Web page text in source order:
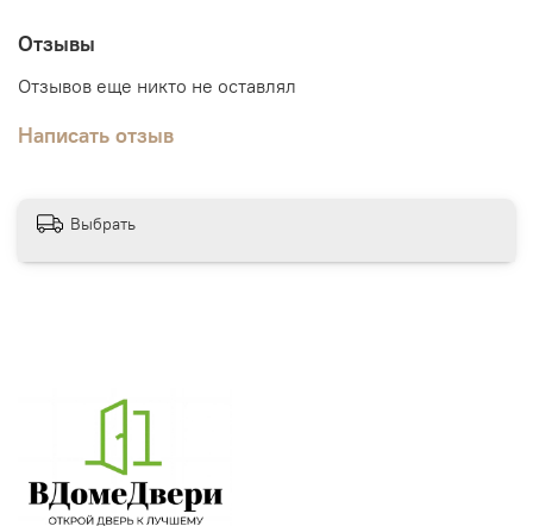
Отзывы
Отзывов еще никто не оставлял
Написать отзыв
Выбрать